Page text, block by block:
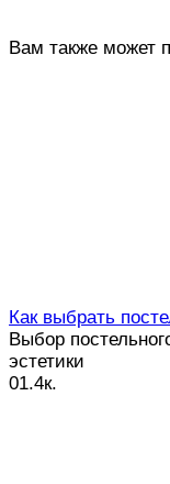
Вам также может
Как выбрать
Выбор
эстетики
01.4к.